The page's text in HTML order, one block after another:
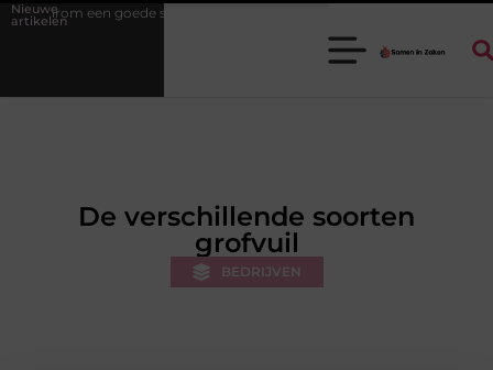
Nieuwe
artikelen
stukadoorgroothandel het werk van de stukadoor makkelijker maakt
De verschillende soorten
grofvuil
BEDRIJVEN